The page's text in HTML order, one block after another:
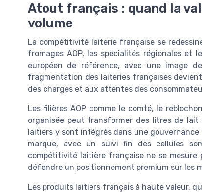
Atout français : quand la
volume
La compétitivité laiterie française se
fromages AOP, les spécialités régionales et
européen de référence, avec une image
fragmentation des laiteries françaises
des charges et aux attentes des
Les filières AOP comme le comté, le
organisée peut transformer des litres de
laitiers y sont intégrés dans une
marque, avec un suivi fin des cellules
compétitivité laitière française ne se
défendre un positionnement premium sur les
Les produits laitiers français à haute valeur,